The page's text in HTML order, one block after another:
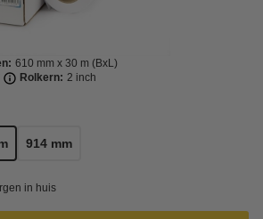
610 mm x 30 m (BxL)
Rolkern: 2 inch
914 mm
in huis